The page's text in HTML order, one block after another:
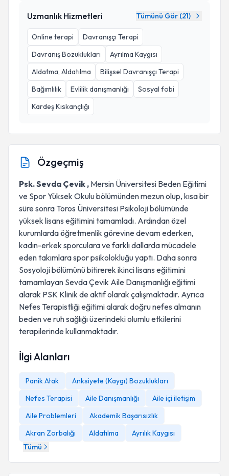
Uzmanlık Hizmetleri Tümünü Gör (21)
Online terapi
Davranışçı Terapi
Davranış Bozuklukları
Ayrılma Kaygısı
Aldatma, Aldatılma
Bilişsel Davranışçı Terapi
Bağımlılık
Evlilik danışmanlığı
Sosyal fobi
Kardeş Kıskançlığı
Özgeçmiş
Psk. Sevda Çevik , Mersin Üniversitesi Beden Eğitimi
ve Spor Yüksek Okulu bölümünden mezun olup, kısa bir
süre sonra Toros Üniversitesi Psikoloji bölümünde
yüksek lisans eğitimini tamamladı. Ardından özel
kurumlarda öğretmenlik görevine devam ederken,
kadın-erkek sporculara ve farklı dallarda mücadele
eden takımlara spor psikolokluğu yaptı. Daha sonra
Sosyoloji bölümünü bitirerek ikinci lisans eğitimini
tamamlayan Sevda Çevik Aile Danışmanlığı eğitimi
alarak PSK Klinik de aktif olarak çalışmaktadır. Ayrıca
Nefes Terapistliği eğitimi alarak doğru nefes almanın
beden ve ruh sağlığı üzerindeki olumlu etkilerini
terapilerinde kullanmaktadır.
İlgi Alanları
Panik Atak
Anksiyete (Kaygı) Bozuklukları
Nefes Terapisi
Aile Danışmanlığı
Aile içi iletişim
Aile Problemleri
Akademik Başarısızlık
Akran Zorbalığı
Aldatılma
Ayrılık Kaygısı
Tümü